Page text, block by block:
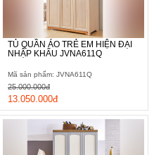
TỦ QUẦN ÁO TRẺ EM HIỆN ĐẠI
NHẬP KHẨU JVNA611Q
Mã sản phẩm: JVNA611Q
13.050.000đ
25.000.000đ